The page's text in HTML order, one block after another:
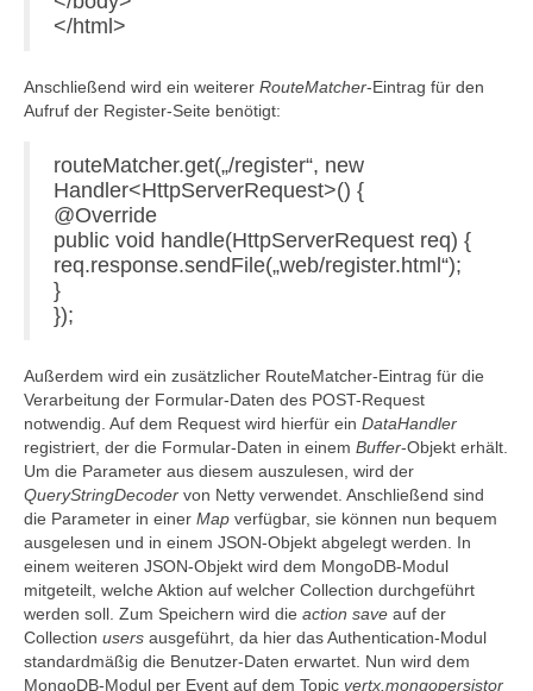
</html>
Anschließend wird ein weiterer RouteMatcher-Eintrag für den
Aufruf der Register-Seite benötigt:
routeMatcher.get(„/register“, new
Handler<HttpServerRequest>() {
@Override
public void handle(HttpServerRequest req) {
req.response.sendFile(„web/register.html“);
}
});
Außerdem wird ein zusätzlicher RouteMatcher-Eintrag für die
Verarbeitung der Formular-Daten des POST-Request
notwendig. Auf dem Request wird hierfür ein DataHandler
registriert, der die Formular-Daten in einem Buffer-Objekt erhält.
Um die Parameter aus diesem auszulesen, wird der
QueryStringDecoder von Netty verwendet. Anschließend sind
die Parameter in einer Map verfügbar, sie können nun bequem
ausgelesen und in einem JSON-Objekt abgelegt werden. In
einem weiteren JSON-Objekt wird dem MongoDB-Modul
mitgeteilt, welche Aktion auf welcher Collection durchgeführt
werden soll. Zum Speichern wird die action save auf der
Collection users ausgeführt, da hier das Authentication-Modul
standardmäßig die Benutzer-Daten erwartet. Nun wird dem
MongoDB-Modul per Event auf dem Topic vertx.mongopersistor